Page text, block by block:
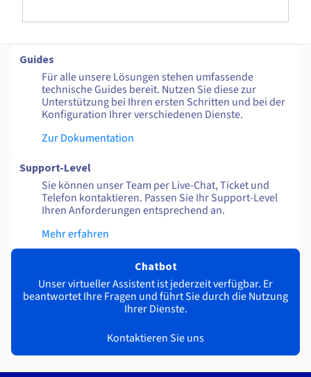
Guides
Für alle unsere Lösungen stehen umfassende
technische Guides bereit. Nutzen Sie diese zur
Unterstützung bei Ihren ersten Schritten und bei der
Konfiguration Ihrer verschiedenen Dienste.
Zur Dokumentation
Support-Level
Sie können unser Team per Live-Chat, Ticket und
Telefon kontaktieren. Passen Sie Ihr Support-Level
Ihren Anforderungen entsprechend an.
Mehr erfahren
Chatbot
Unser virtueller Assistent ist jederzeit verfügbar. Er
beantwortet Ihre Fragen und führt Sie durch die Nutzung
Ihrer Dienste.
Kontaktieren Sie uns